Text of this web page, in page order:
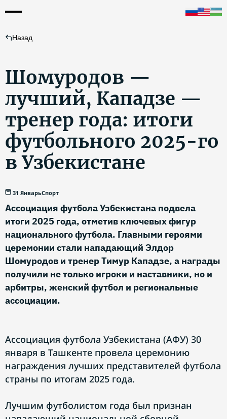
Назад
Шомуродов —
лучший, Кападзе —
тренер года: итоги
футбольного 2025-го
в Узбекистане
31 ЯнварьСпорт
Ассоциация футбола Узбекистана подвела
итоги 2025 года, отметив ключевых фигур
национального футбола. Главными героями
церемонии стали нападающий Элдор
Шомуродов и тренер Тимур Кападзе, а награды
получили не только игроки и наставники, но и
арбитры, женский футбол и региональные
ассоциации.
Ассоциация футбола Узбекистана (АФУ) 30
января в Ташкенте провела церемонию
награждения лучших представителей футбола
страны по итогам 2025 года.
Лучшим футболистом года был признан